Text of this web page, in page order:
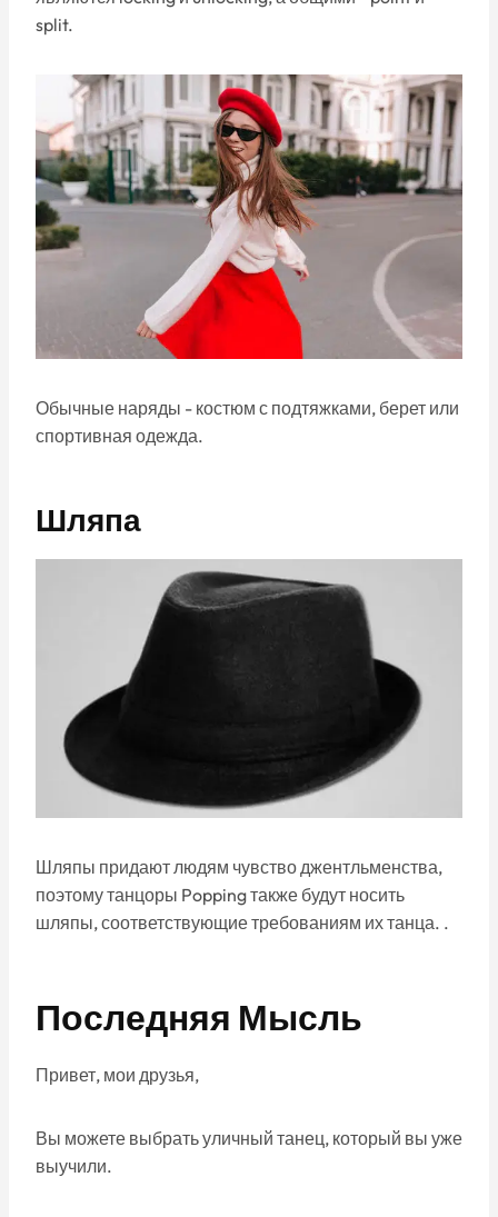
split.
Обычные наряды - костюм с подтяжками, берет или
спортивная одежда.
Шляпа
Шляпы придают людям чувство джентльменства,
поэтому танцоры Popping также будут носить
шляпы, соответствующие требованиям их танца. .
Последняя Мысль
Привет, мои друзья,
Вы можете выбрать уличный танец, который вы уже
выучили.